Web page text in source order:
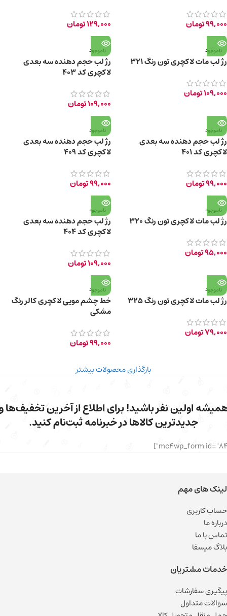
99,000تومان 129,000تومان
ناموجود
رژ لب مات لاکچری تون رنگ 321
109,000تومان
ناموجود
رژ لب حجم دهنده سه بعدی
لاکچری کد 403
109,000تومان
ناموجود
رژ لب حجم دهنده سه بعدی
لاکچری کد 401
99,000تومان
ناموجود
رژ لب حجم دهنده سه بعدی
لاکچری کد 409
99,000تومان
ناموجود
رژ لب مات لاکچری تون رنگ 320
95,000تومان
ناموجود
رژ لب حجم دهنده سه بعدی
لاکچری کد 404
109,000تومان
ناموجود
رژ لب مات لاکچری تون رنگ 325
79,000تومان
ناموجود
خط چشم مویی لاکچری کالر رنگ
مشکی
99,000تومان
بارگذاری محصولات بیشتر
اولین نفر باشید! برای اطلاع از آخرین تخفیف‌ها
جدیدترین کالاها در خبرنامه ثبت‌نام کنید.
لینک های مهم
حساب کاربری
درباره ما
تماس با ما
بلاگ میسفا
خدمات مشتریان
پیگیری سفارشات
سوالات متداول